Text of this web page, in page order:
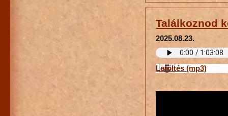
Találkoznod
2025.08.23.
Letöltés (mp3)